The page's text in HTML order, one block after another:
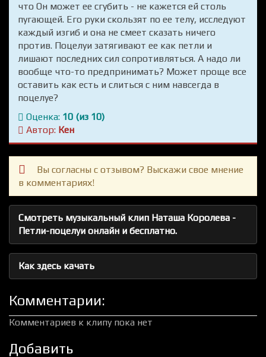
что Он может ее сгубить - не кажется ей столь
пугающей. Его руки скользят по ее телу, исследуют
каждый изгиб и она не смеет сказать ничего
против. Поцелуи затягивают ее как петли и
лишают последних сил сопротивляться. А надо ли
вообще что-то предпринимать? Может проще все
оставить как есть и слиться с ним навсегда в
поцелуе?
Оценка: 10 (из 10)
Автор: Кен
Вы согласны с отзывом? Выскажи свое мнение
в комментариях!
Смотреть музыкальный клип Наташа Королева -
Петли-поцелуи онлайн и бесплатно.
Как здесь качать
Комментарии:
Комментариев к клипу пока нет
Добавить